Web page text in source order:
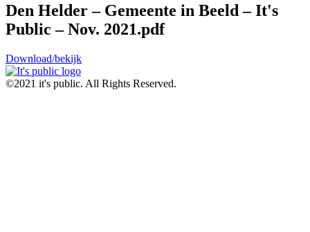
Den Helder – Gemeente in Beeld – It's
Public – Nov. 2021.pdf
Download/bekijk
©2021 it's public. All Rights Reserved.